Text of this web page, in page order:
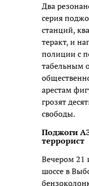
Два
серия
станций,
теракт, и
полиции с
табельным
арестам
грозят
свободы.
Поджоги
террорист
Вечером 21
шоссе в